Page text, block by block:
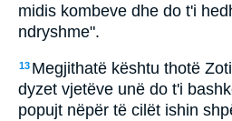
midis kombeve dhe do t'i
ndryshme".
13 Megjithatë kështu thotë
dyzet vjetëve unë do t'i
popujt nëpër të cilët ishin